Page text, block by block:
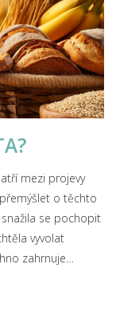
mezi projevy
o těchto
se pochopit
vyvolat
zahrnuje